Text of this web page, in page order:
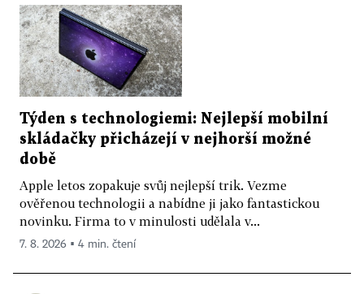
Týden s technologiemi: Nejlepší mobilní
skládačky přicházejí v nejhorší možné
době
Apple letos zopakuje svůj nejlepší trik. Vezme
ověřenou technologii a nabídne ji jako fantastickou
novinku. Firma to v minulosti udělala v...
7. 8. 2026 ▪ 4 min. čtení